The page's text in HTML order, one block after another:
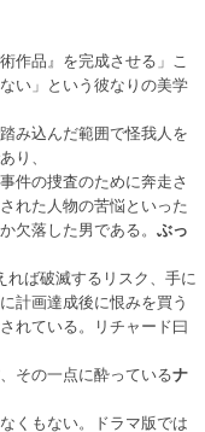
作品』を完成させる」こ
い」という彼なりの美学
み込んだ範囲で怪我人を
り、
件の捜査のために奔走さ
れた人物の苦悩といった
欠落した男である。 ぶっ
ば破滅するリスク、手に
計画達成後に恨みを買う
れている。リチャード曰
、その一点に酔っているナ
くもない。ドラマ版では